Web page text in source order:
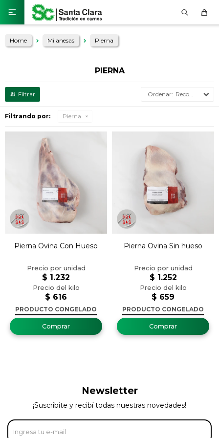

Home Milanesas Pierna
PIERNA
Recomendados
Filtrando por: Pierna
Pierna Ovina Con Hueso
$ 616
$ 1.232
PRODUCTO CONGELADO
Pierna Ovina Sin hueso
$ 659
$ 1.252
PRODUCTO CONGELADO
Newsletter
¡Suscribite y recibí todas nuestras novedades!